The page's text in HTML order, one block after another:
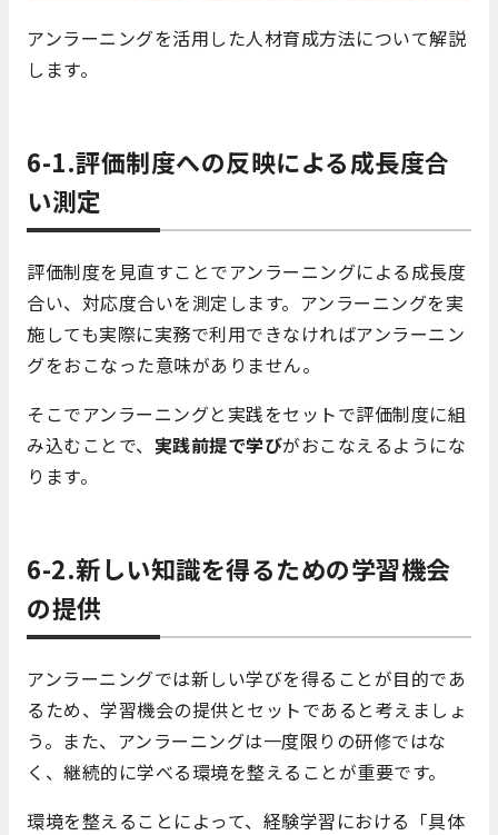
アンラーニングを活用した人材育成方法について解説
します。
6-1.評価制度への反映による成長度合
い測定
評価制度を見直すことでアンラーニングによる成長度
合い、対応度合いを測定します。アンラーニングを実
施しても実際に実務で利用できなければアンラーニン
グをおこなった意味がありません。
そこでアンラーニングと実践をセットで評価制度に組
み込むことで、 実践前提で学びがおこなえるようにな
ります。
6-2.新しい知識を得るための学習機会
の提供
アンラーニングでは新しい学びを得ることが目的であ
るため、学習機会の提供とセットであると考えましょ
う。また、アンラーニングは一度限りの研修ではな
く、継続的に学べる環境を整えることが重要です。
環境を整えることによって、経験学習における「具体